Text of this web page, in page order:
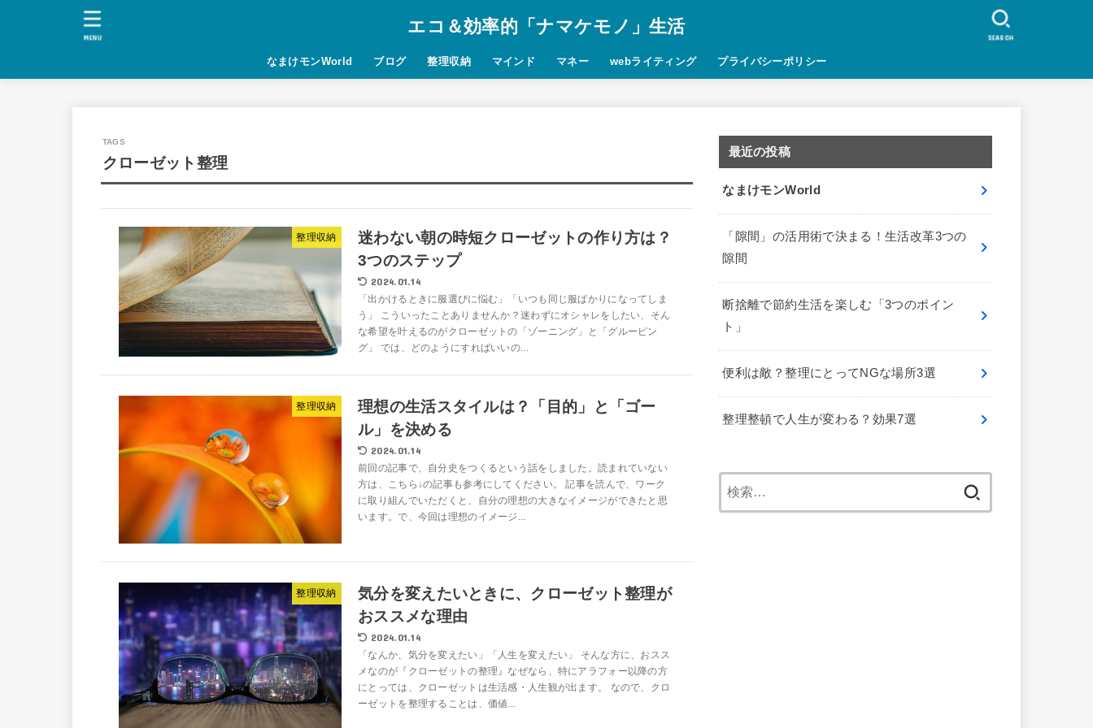
エコ＆効率的「ナマケモノ」生活
なまけモンWorld ブログ 整理収納 マインド マネー webライティング プライバシーポリシー
SEARCH
MENU
クローゼット整理
整理収納
迷わない朝の時短クローゼットの作り方は？
3つのステップ
2024.01.14
「出かけるときに服選びに悩む」「いつも同じ服ばかりになってしま
う」 こういったことありませんか？迷わずにオシャレをしたい、そん
な希望を叶えるのがクローゼットの「ゾーニング」と「グルーピン
グ」 では、どのようにすればいいの...
整理収納
理想の生活スタイルは？「目的」と「ゴー
ル」を決める
2024.01.14
前回の記事で、自分史をつくるという話をしました。読まれていない
方は、こちら↓の記事も参考にしてください。 記事を読んで、ワーク
に取り組んでいただくと、自分の理想の大きなイメージができたと思
います。で、今回は理想のイメージ...
整理収納
気分を変えたいときに、クローゼット整理が
おススメな理由
2024.01.14
「なんか、気分を変えたい」「人生を変えたい」 そんな方に、おスス
メなのが『クローゼットの整理』なぜなら、特にアラフォー以降の方
にとっては、クローゼットは生活感・人生観が出ます。 なので、クロ
ーゼットを整理することは、価値...
最近の投稿
なまけモンWorld
「隙間」の活用術で決まる！生活改革3つの
隙間
断捨離で節約生活を楽しむ「3つのポイン
ト」
便利は敵？整理にとってNGな場所3選
整理整頓で人生が変わる？効果7選